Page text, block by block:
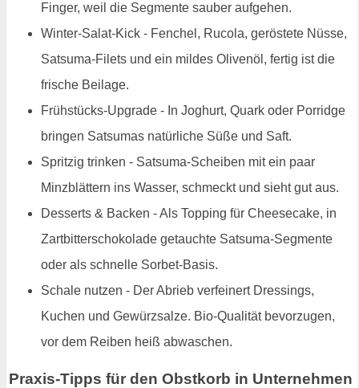
Finger, weil die Segmente sauber aufgehen.
Winter-Salat-Kick - Fenchel, Rucola, geröstete Nüsse,
Satsuma-Filets und ein mildes Olivenöl, fertig ist die
frische Beilage.
Frühstücks-Upgrade - In Joghurt, Quark oder Porridge
bringen Satsumas natürliche Süße und Saft.
Spritzig trinken - Satsuma-Scheiben mit ein paar
Minzblättern ins Wasser, schmeckt und sieht gut aus.
Desserts & Backen - Als Topping für Cheesecake, in
Zartbitterschokolade getauchte Satsuma-Segmente
oder als schnelle Sorbet-Basis.
Schale nutzen - Der Abrieb verfeinert Dressings,
Kuchen und Gewürzsalze. Bio-Qualität bevorzugen,
vor dem Reiben heiß abwaschen.
Praxis-Tipps für den Obstkorb in Unternehmen